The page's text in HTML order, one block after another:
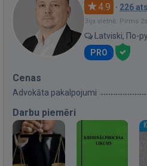
4.9 · 226
Bija vietnē: Pirms
Latviski, По-
PRO
Cenas
Advokāta pakalpojumi
Darbu piemēri